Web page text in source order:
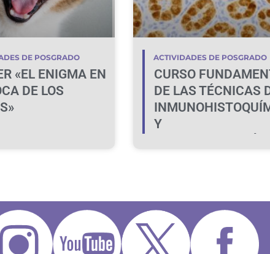
DE POSGRADO
«EL ENIGMA EN
DE LOS
ACTIVIDADES DE POSGRADO
CURSO
DE LAS TÉCNICAS
Y